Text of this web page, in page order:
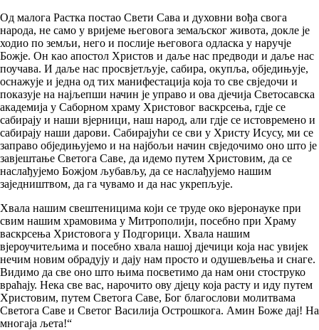
Од малога Растка постао Свети Сава и духовни вођа свога
народа, не само у вријеме његовога земаљског живота, докле је
ходио по земљи, него и послије његовога одласка у наручје
Божје. Он као апостол Христов и даље нас предводи и даље нас
поучава. И даље нас просвјетљује, сабира, окупља, обједињује,
оснажује и једна од тих манифестација која то све свједочи и
показује на најљепши начин је управо и ова дјечија Светосавска
академија у Саборном храму Христовог васкрсења, гдје се
сабирају и наши вјерници, наш народ, али гдје се истовремено и
сабирају наши дарови. Сабирајући се сви у Христу Исусу, ми се
заправо обједињујемо и на најбољи начин свједочимо оно што је
завјештање Светога Саве, да идемо путем Христовим, да се
наслађујемо Божјом љубављу, да се наслађујемо нашим
заједништвом, да га чувамо и да нас укрепљује.
Хвала нашим свештеницима који се труде око вјеронауке при
свим нашим храмовима у Митрополији, посебно при Храму
васкрсења Христовога у Подгорици. Хвала нашим
вјероучитељима и посебно хвала нашој дјечици која нас увијек
нечим новим обрадују и дају нам просто и одушевљења и снаге.
Видимо да све оно што њима посветимо да нам они стоструко
враћају. Нека све вас, нарочито ову дјецу која расту и иду путем
Христовим, путем Светога Саве, Бог благослови молитвама
Светога Саве и Светог Василија Острошкога. Амин Боже дај! На
многаја љета!“